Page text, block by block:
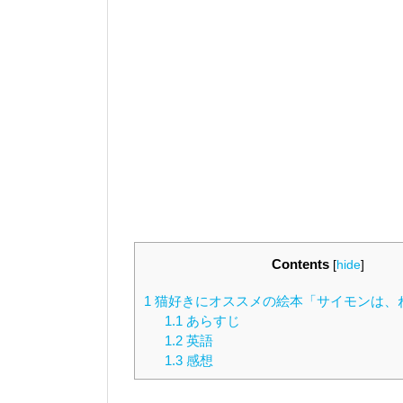
Contents [hide]
1 猫好きにオススメの絵本「サイモンは、
1.1 あらすじ
1.2英語
1.3感想